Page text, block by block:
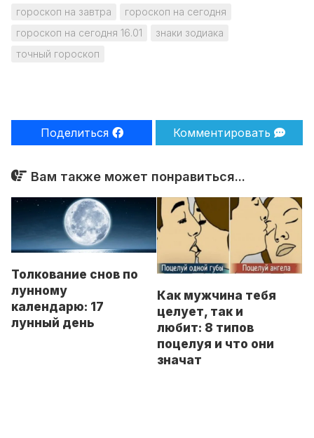
гороскоп на завтра
гороскоп на сегодня
гороскоп на сегодня 16.01
знаки зодиака
точный гороскоп
Поделиться Комментировать
Вам также может понравиться...
Толкование снов по
лунному
календарю: 17
лунный день
Как мужчина тебя
целует, так и
любит: 8 типов
поцелуя и что они
значат